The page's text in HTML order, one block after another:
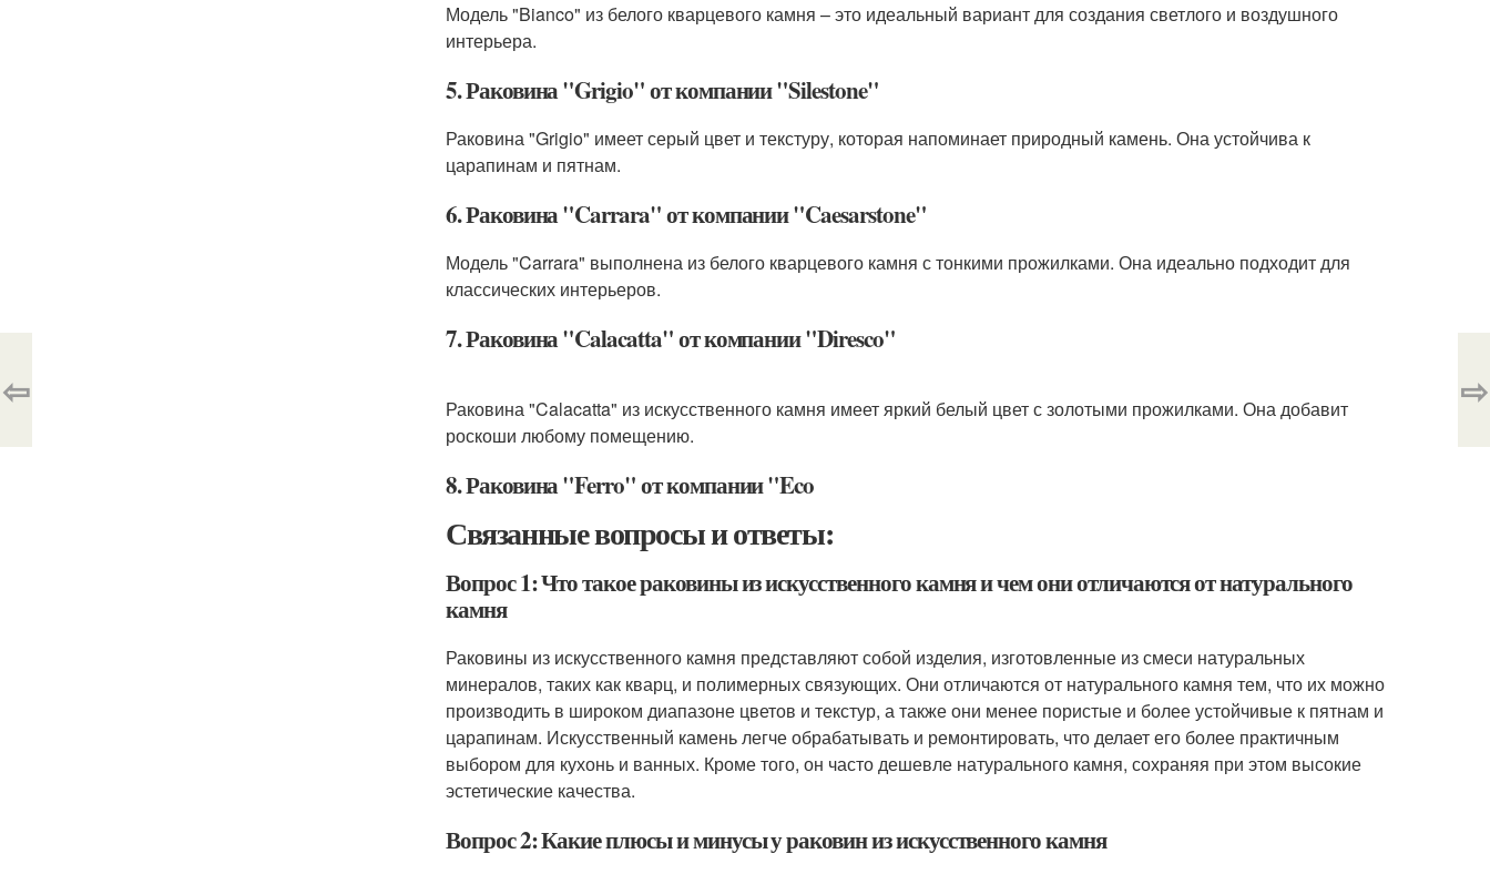
Модель "Bianco" из белого кварцевого камня – это идеальный вариант для создания светлого и воздушного
интерьера.
5. Раковина "Grigio" от компании "Silestone"
Раковина "Grigio" имеет серый цвет и текстуру, которая напоминает природный камень. Она устойчива к
царапинам и пятнам.
6. Раковина "Carrara" от компании "Caesarstone"
Модель "Carrara" выполнена из белого кварцевого камня с тонкими прожилками. Она идеально подходит для
классических интерьеров.
7. Раковина "Calacatta" от компании "Diresco"
Раковина "Calacatta" из искусственного камня имеет яркий белый цвет с золотыми прожилками. Она добавит
роскоши любому помещению.
8. Раковина "Ferro" от компании "Eco
Связанные вопросы и ответы:
Вопрос 1: Что такое раковины из искусственного камня и чем они отличаются от натурального
камня
Раковины из искусственного камня представляют собой изделия, изготовленные из смеси натуральных
минералов, таких как кварц, и полимерных связующих. Они отличаются от натурального камня тем, что их можно
производить в широком диапазоне цветов и текстур, а также они менее пористые и более устойчивые к пятнам и
царапинам. Искусственный камень легче обрабатывать и ремонтировать, что делает его более практичным
выбором для кухонь и ванных. Кроме того, он часто дешевле натурального камня, сохраняя при этом высокие
эстетические качества.
Вопрос 2: Какие плюсы и минусы у раковин из искусственного камня
⇦ ⇨